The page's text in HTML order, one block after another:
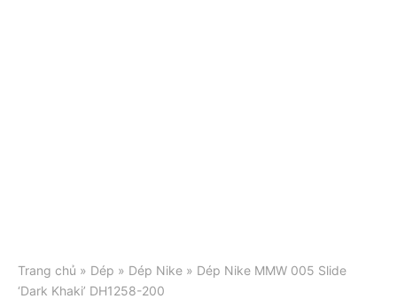
Trang chủ » Dép » Dép Nike » Dép Nike MMW 005 Slide
‘Dark Khaki’ DH1258-200